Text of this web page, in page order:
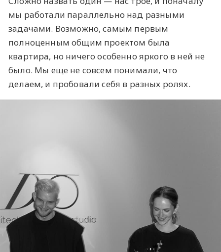
мы работали параллельно над разными
задачами. Возможно, самым первым
полноценным общим проектом была
квартира, но ничего особенно яркого в ней не
было. Мы еще не совсем понимали, что
делаем, и пробовали себя в разных ролях.